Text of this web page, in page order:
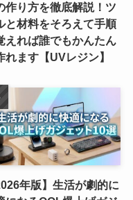
作り方を徹底解説！ツ
と材料をそろえて手順
えれば誰でもかんたん
れます【UVレジン】
年版】生活が劇的に